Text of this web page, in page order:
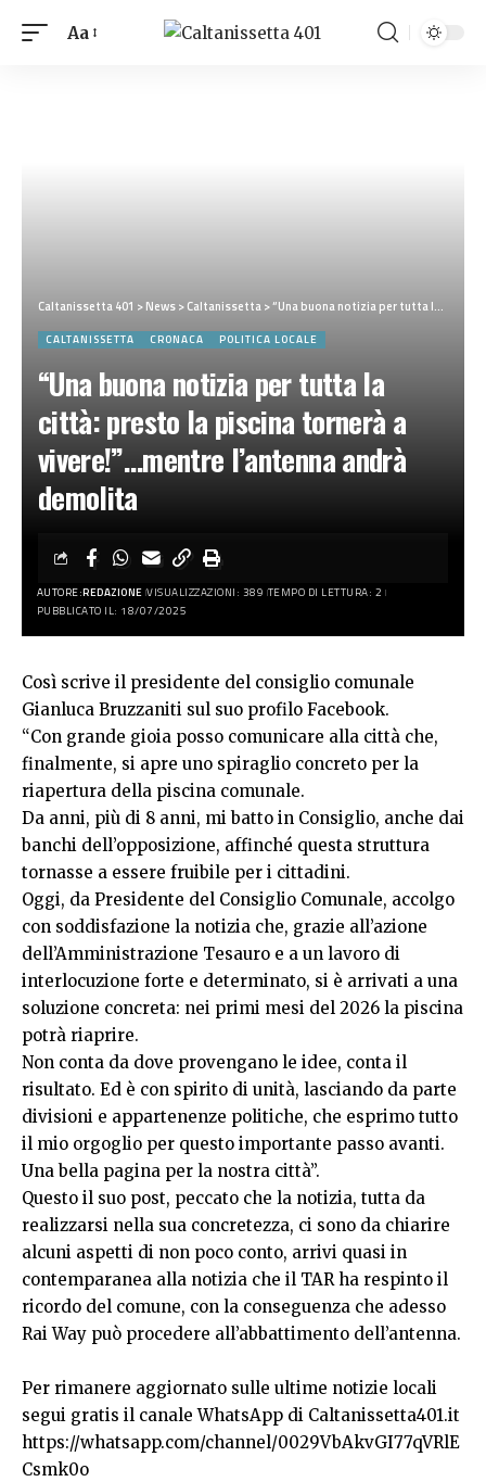
Aa
Caltanissetta 401 >News>Caltanissetta>“Una buona notizia per tutta la città: presto la piscina tornerà a vivere!”…mentre l’antenna andrà demolita
CALTANISSETTA CRONACA POLITICA LOCALE
“Una buona notizia per tutta la
città: presto la piscina tornerà a
vivere!”…mentre l’antenna andrà
demolita
AUTORE:REDAZIONE VISUALIZZAZIONI: 389 TEMPO DI LETTURA: 2
PUBBLICATO IL: 18/07/2025
Così scrive il presidente del consiglio comunale
Gianluca Bruzzaniti sul suo profilo Facebook.
“Con grande gioia posso comunicare alla città che,
finalmente, si apre uno spiraglio concreto per la
riapertura della piscina comunale.
Da anni, più di 8 anni, mi batto in Consiglio, anche dai
banchi dell’opposizione, affinché questa struttura
tornasse a essere fruibile per i cittadini.
Oggi, da Presidente del Consiglio Comunale, accolgo
con soddisfazione la notizia che, grazie all’azione
dell’Amministrazione Tesauro e a un lavoro di
interlocuzione forte e determinato, si è arrivati a una
soluzione concreta: nei primi mesi del 2026 la piscina
potrà riaprire.
Non conta da dove provengano le idee, conta il
risultato. Ed è con spirito di unità, lasciando da parte
divisioni e appartenenze politiche, che esprimo tutto
il mio orgoglio per questo importante passo avanti.
Una bella pagina per la nostra città”.
Questo il suo post, peccato che la notizia, tutta da
realizzarsi nella sua concretezza, ci sono da chiarire
alcuni aspetti di non poco conto, arrivi quasi in
contemparanea alla notizia che il TAR ha respinto il
ricordo del comune, con la conseguenza che adesso
Rai Way può procedere all’abbattimento dell’antenna.
Per rimanere aggiornato sulle ultime notizie locali
segui gratis il canale WhatsApp di Caltanissetta401.it
https://whatsapp.com/channel/0029VbAkvGI77qVRlE
Csmk0o